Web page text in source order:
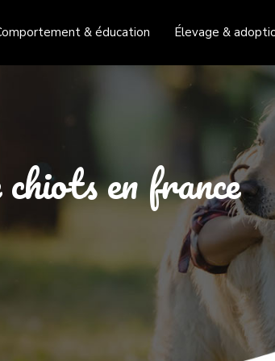
& éducation Élevage &
en france